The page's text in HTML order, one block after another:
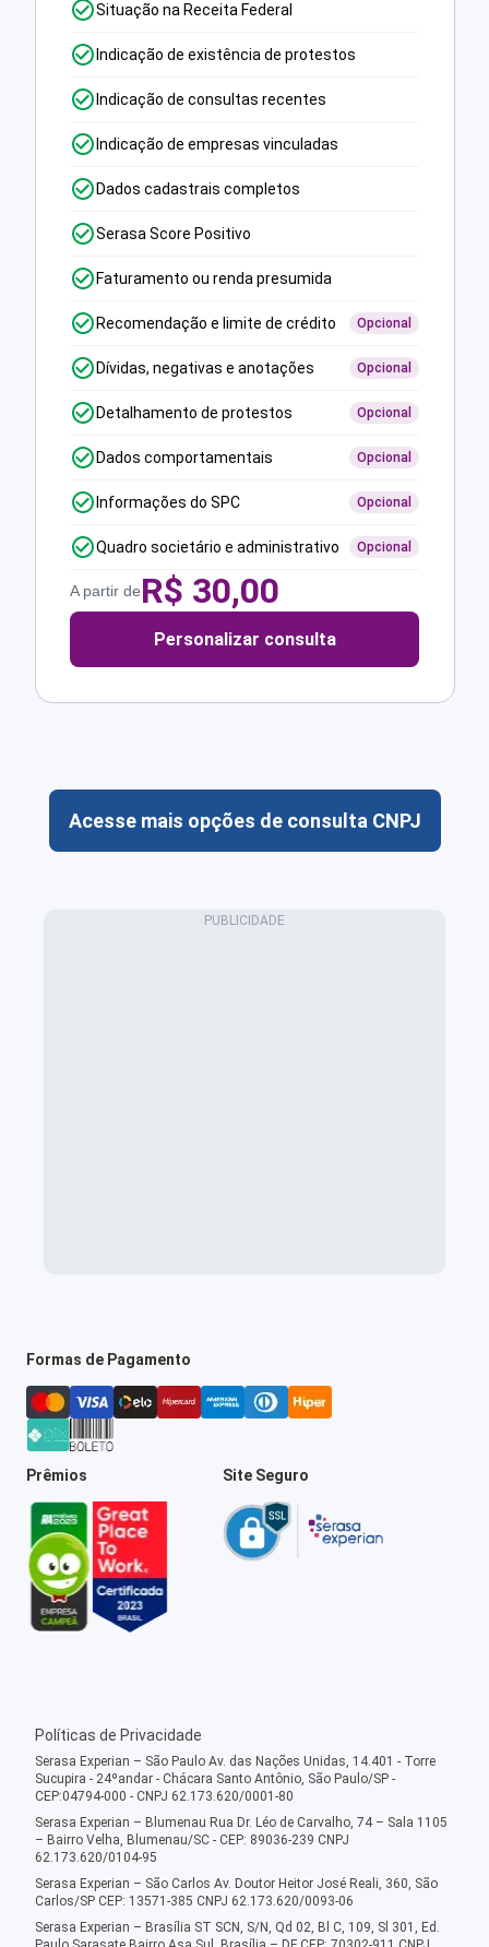
Situação na Receita Federal
Indicação de existência de protestos
Indicação de consultas recentes
Indicação de empresas vinculadas
Dados cadastrais completos
Serasa Score Positivo
Faturamento ou renda presumida
Recomendação e limite de crédito Opcional
Dívidas, negativas e anotações Opcional
Detalhamento de protestos Opcional
Dados comportamentais Opcional
Informações do SPC Opcional
Quadro societário e administrativo Opcional
A partir deR$ 30,00
Personalizar consulta
Acesse mais opções de consulta CNPJ
Formas de Pagamento
Prêmios Site Seguro
Políticas de Privacidade
Serasa Experian – São Paulo Av. das Nações Unidas, 14.401 - Torre
Sucupira - 24ºandar - Chácara Santo Antônio, São Paulo/SP -
CEP:04794-000 - CNPJ 62.173.620/0001-80
Serasa Experian – Blumenau Rua Dr. Léo de Carvalho, 74 – Sala 1105
– Bairro Velha, Blumenau/SC - CEP: 89036-239 CNPJ
62.173.620/0104-95
Serasa Experian – São Carlos Av. Doutor Heitor José Reali, 360, São
Carlos/SP CEP: 13571-385 CNPJ 62.173.620/0093-06
Serasa Experian – Brasília ST SCN, S/N, Qd 02, Bl C, 109, Sl 301, Ed.